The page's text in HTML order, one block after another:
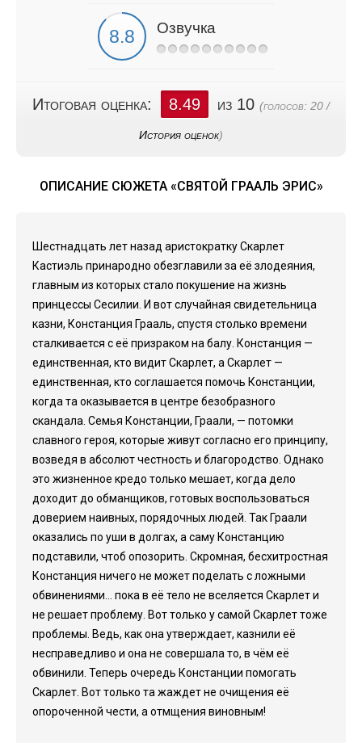
Озвучка
Итоговая оценка: 8.49 из 10 (голосов: 20 /
История оценок)
ОПИСАНИЕ СЮЖЕТА «СВЯТОЙ ГРААЛЬ ЭРИС»
Шестнадцать лет назад аристократку Скарлет
Кастиэль принародно обезглавили за её злодеяния,
главным из которых стало покушение на жизнь
принцессы Сесилии. И вот случайная свидетельница
казни, Констанция Грааль, спустя столько времени
сталкивается с её призраком на балу. Констанция —
единственная, кто видит Скарлет, а Скарлет —
единственная, кто соглашается помочь Констанции,
когда та оказывается в центре безобразного
скандала. Семья Констанции, Граали, — потомки
славного героя, которые живут согласно его принципу,
возведя в абсолют честность и благородство. Однако
это жизненное кредо только мешает, когда дело
доходит до обманщиков, готовых воспользоваться
доверием наивных, порядочных людей. Так Граали
оказались по уши в долгах, а саму Констанцию
подставили, чтоб опозорить. Скромная, бесхитростная
Констанция ничего не может поделать с ложными
обвинениями... пока в её тело не вселяется Скарлет и
не решает проблему. Вот только у самой Скарлет тоже
проблемы. Ведь, как она утверждает, казнили её
несправедливо и она не совершала то, в чём её
обвинили. Теперь очередь Констанции помогать
Скарлет. Вот только та жаждет не очищения её
опороченной чести, а отмщения виновным!